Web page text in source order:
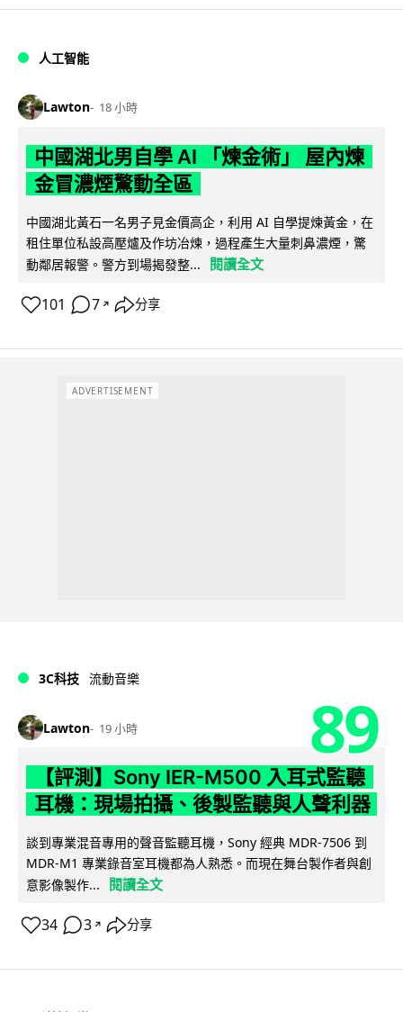
人工智能
Lawton 18 小時
中國湖北男自學 AI 「煉金術」 屋內煉
金冒濃煙驚動全區
中國湖北黃石一名男子見金價高企，利用 AI 自學提煉黃金，在
租住單位私設高壓爐及作坊冶煉，過程產生大量刺鼻濃煙，驚
動鄰居報警。警方到場揭發整...
閱讀全文
101 7 ↗ 分享
ADVERTISEMENT
3C科技 流動音樂
Lawton 19 小時 89
【評測】Sony IER-M500 入耳式監聽
耳機：現場拍攝、後製監聽與人聲利器
談到專業混音專用的聲音監聽耳機，Sony 經典 MDR-7506 到
MDR-M1 專業錄音室耳機都為人熟悉。而現在舞台製作者與創
意影像製作...
閱讀全文
34 3 ↗ 分享